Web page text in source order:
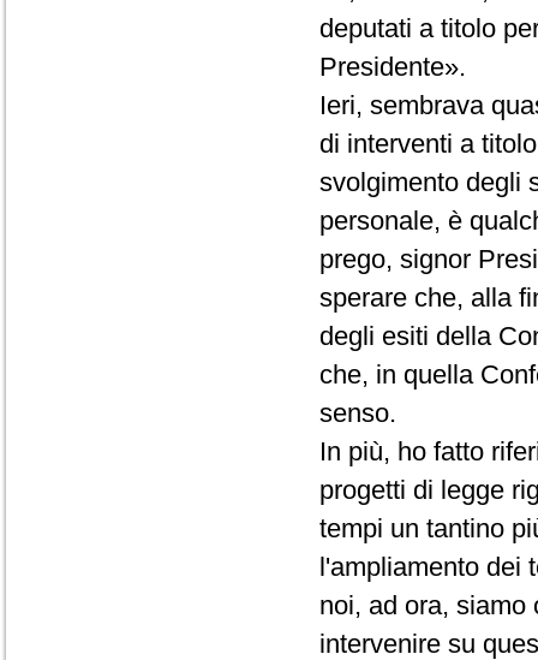
deputati a titolo
Presidente».
Ieri, sembrava
di interventi a
svolgimento degli
personale, è
prego, signor
sperare che, alla
degli esiti della
che, in quella
senso.
In più, ho fatto
progetti di legge
tempi un tantino
l'ampliamento dei
noi, ad ora, siamo
intervenire su